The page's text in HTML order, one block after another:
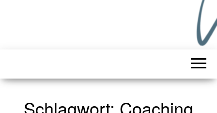
Schlagwort: Coaching